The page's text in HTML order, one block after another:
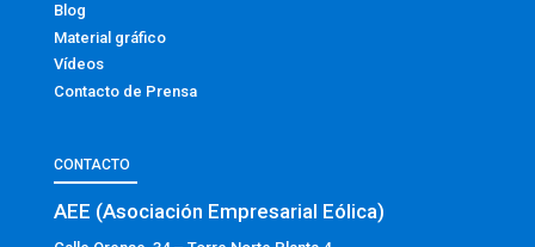
Blog
Material gráfico
Vídeos
Contacto de Prensa
CONTACTO
AEE (Asociación Empresarial Eólica)